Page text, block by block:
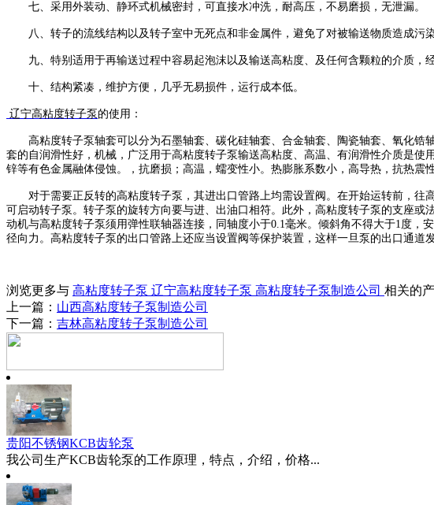
七、采用外装动、静环式机械密封，可直接水冲洗，耐高压，不易磨损，无泄漏。
八、转子的流线结构以及转子室中无死点和非金属件，避免了对被输送物质造成污染
九、特别适用于再输送过程中容易起泡沫以及输送高粘度、及任何含颗粒的介质，
十、结构紧凑，维护方便，几乎无易损件，运行成本低。
辽宁高粘度转子泵 的使用：
高粘度转子泵轴套可以分为石墨轴套、碳化硅轴套、合金轴套、陶瓷轴套、氧化锆轴
套的自润滑性好，机械，广泛用于高粘度转子泵输送高粘度、高温、有润滑性介质是使用
锌等有色金属融体侵蚀。，抗磨损；高温，蠕变性小。热膨胀系数小，高导热，抗热震
对于需要正反转的高粘度转子泵 ，其进出口管路上均需设置阀。在开始运转前，
可启动转子泵。转子泵的旋转方向要与进、出油口相符。此外， 高粘度转子泵 的支座或
动机与高粘度转子泵须用弹性联轴器连接，同轴度小于0.1毫米。倾斜角不得大于1度，
径向力。 高粘度转子泵 的出口管路上还应当设置阀等保护装置，这样一旦泵的出口通道
浏览更多与 高粘度转子泵 辽宁高粘度转子泵 高粘度转子泵制造公司 相关的
上一篇： 山西高粘度转子泵制造公司
下一篇： 吉林高粘度转子泵制造公司
贵阳不锈钢KCB齿轮泵
我公司生产KCB齿轮泵的工作原理，特点，介绍，价格...